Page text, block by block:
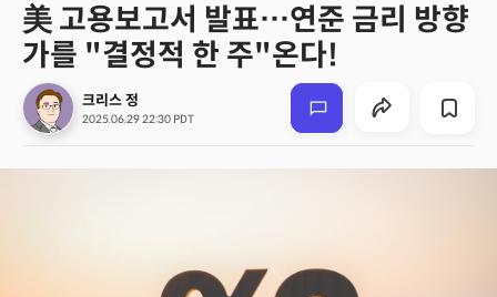
美 고용보고서 발표…연준 금리 방향
가를 "결정적 한 주"온다!
크리스 정
2025.06.29 22:30 PDT